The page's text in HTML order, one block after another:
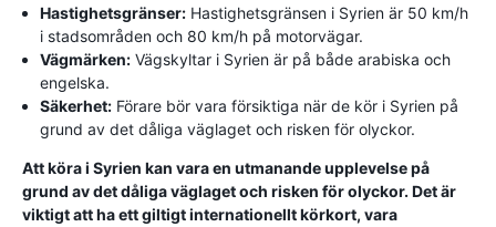
Hastighetsgränser: Hastighetsgränsen i Syrien är 50 km/h
i stadsområden och 80 km/h på motorvägar.
Vägmärken: Vägskyltar i Syrien är på både arabiska och
engelska.
Säkerhet: Förare bör vara försiktiga när de kör i Syrien på
grund av det dåliga väglaget och risken för olyckor.
Att köra i Syrien kan vara en utmanande upplevelse på
grund av det dåliga väglaget och risken för olyckor. Det är
viktigt att ha ett giltigt internationellt körkort, vara